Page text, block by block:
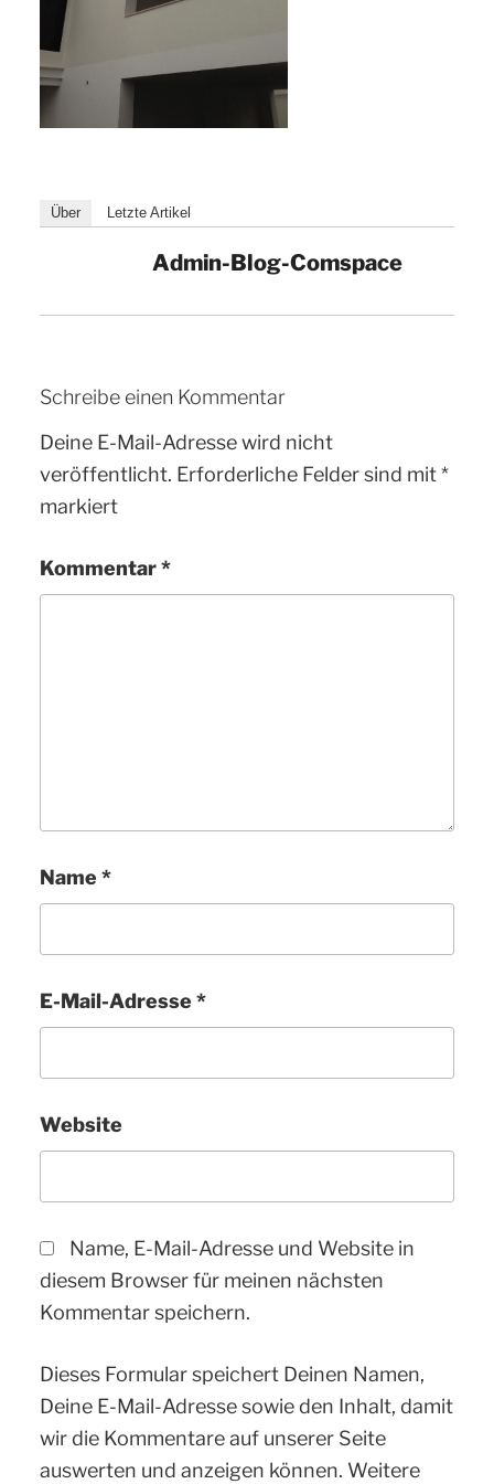
Über Letzte Artikel
Admin-Blog-Comspace
Schreibe einen Kommentar
Deine E-Mail-Adresse wird nicht
veröffentlicht. Erforderliche Felder sind mit*
markiert
Kommentar*
Name *
E-Mail-Adresse *
Website
Name, E-Mail-Adresse und Website in
diesem Browser für meinen nächsten
Kommentar speichern.
Dieses Formular speichert Deinen Namen,
Deine E-Mail-Adresse sowie den Inhalt, damit
wir die Kommentare auf unserer Seite
auswerten und anzeigen können. Weitere